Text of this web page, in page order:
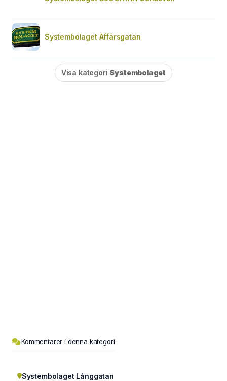
Systembolaget Affärsgatan
Visa kategori Systembolaget
Kommentarer i denna kategori
Systembolaget Långgatan